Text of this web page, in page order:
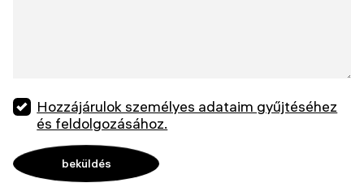
Hozzájárulok személyes adataim gyűjtéséhez
és feldolgozásához.